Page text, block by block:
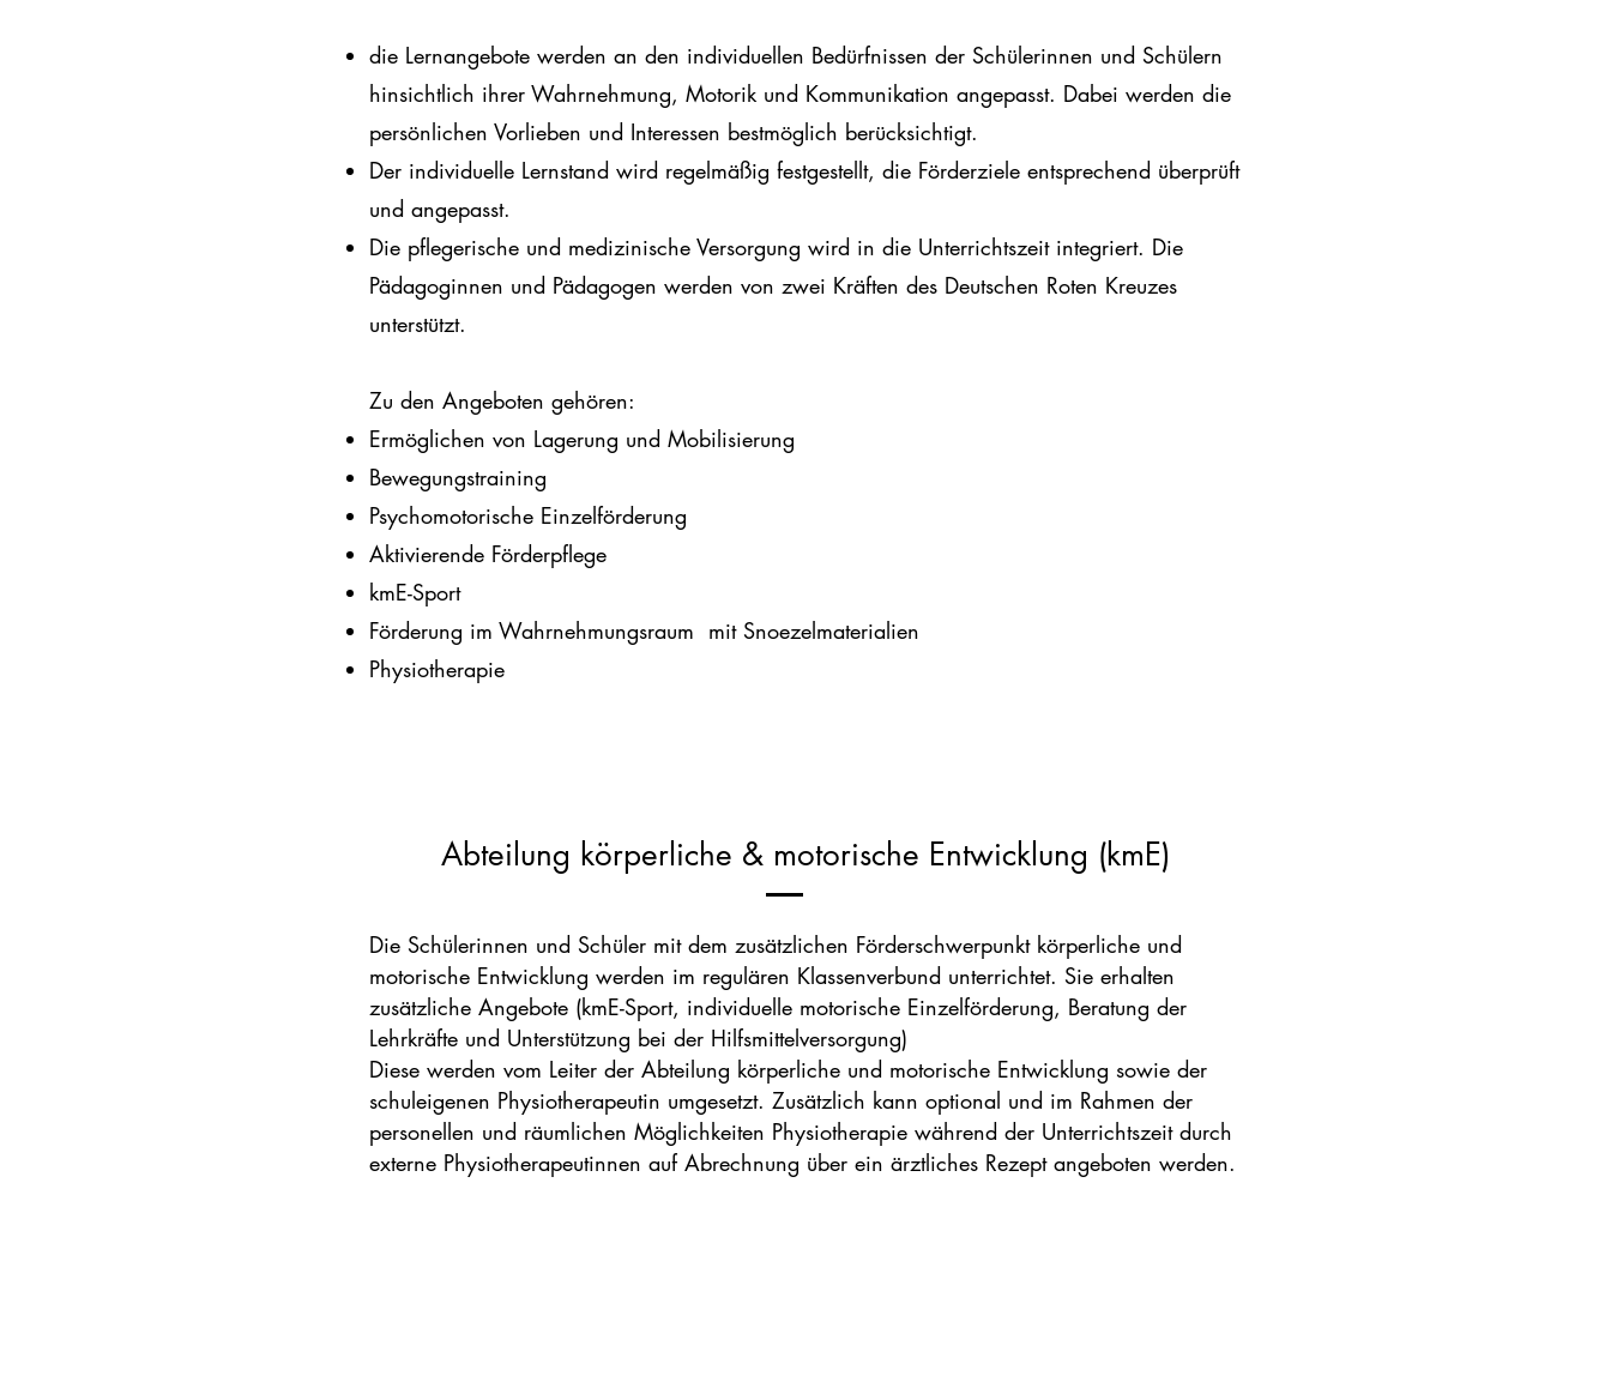
die Lernangebote werden an den individuellen Bedürfnissen der Schülerinnen und Schülern
hinsichtlich ihrer Wahrnehmung, Motorik und Kommunikation angepasst. Dabei werden die
persönlichen Vorlieben und Interessen bestmöglich berücksichtigt.
Der individuelle Lernstand wird regelmäßig festgestellt, die Förderziele entsprechend überprüft
und angepasst.
Die pflegerische und medizinische Versorgung wird in die Unterrichtszeit integriert. Die
Pädagoginnen und Pädagogen werden von zwei Kräften des Deutschen Roten Kreuzes
unterstützt.
Zu den Angeboten gehören:
Ermöglichen von Lagerung und Mobilisierung
Bewegungstraining
Psychomotorische Einzelförderung
Aktivierende Förderpflege
kmE-Sport
Förderung im Wahrnehmungsraum mit Snoezelmaterialien
Physiotherapie
Abteilung körperliche & motorische Entwicklung (kmE)
Die Schülerinnen und Schüler mit dem zusätzlichen Förderschwerpunkt körperliche und
motorische Entwicklung werden im regulären Klassenverbund unterrichtet. Sie erhalten
zusätzliche Angebote (kmE-Sport, individuelle motorische Einzelförderung, Beratung der
Lehrkräfte und Unterstützung bei der Hilfsmittelversorgung)
Diese werden vom Leiter der Abteilung körperliche und motorische Entwicklung sowie der
schuleigenen Physiotherapeutin umgesetzt. Zusätzlich kann optional und im Rahmen der
personellen und räumlichen Möglichkeiten Physiotherapie während der Unterrichtszeit durch
externe Physiotherapeutinnen auf Abrechnung über ein ärztliches Rezept angeboten werden.